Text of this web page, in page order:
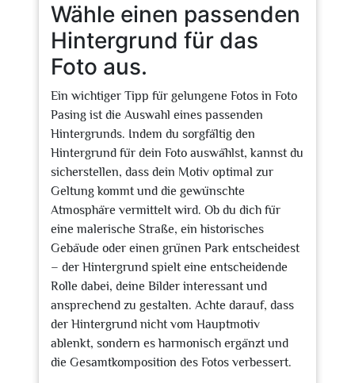
Wähle einen passenden
Hintergrund für das
Foto aus.
Ein wichtiger Tipp für gelungene Fotos in Foto
Pasing ist die Auswahl eines passenden
Hintergrunds. Indem du sorgfältig den
Hintergrund für dein Foto auswählst, kannst du
sicherstellen, dass dein Motiv optimal zur
Geltung kommt und die gewünschte
Atmosphäre vermittelt wird. Ob du dich für
eine malerische Straße, ein historisches
Gebäude oder einen grünen Park entscheidest
– der Hintergrund spielt eine entscheidende
Rolle dabei, deine Bilder interessant und
ansprechend zu gestalten. Achte darauf, dass
der Hintergrund nicht vom Hauptmotiv
ablenkt, sondern es harmonisch ergänzt und
die Gesamtkomposition des Fotos verbessert.